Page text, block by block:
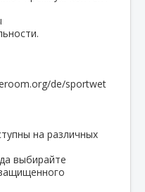
de/sportwet
на различных
выбирайте